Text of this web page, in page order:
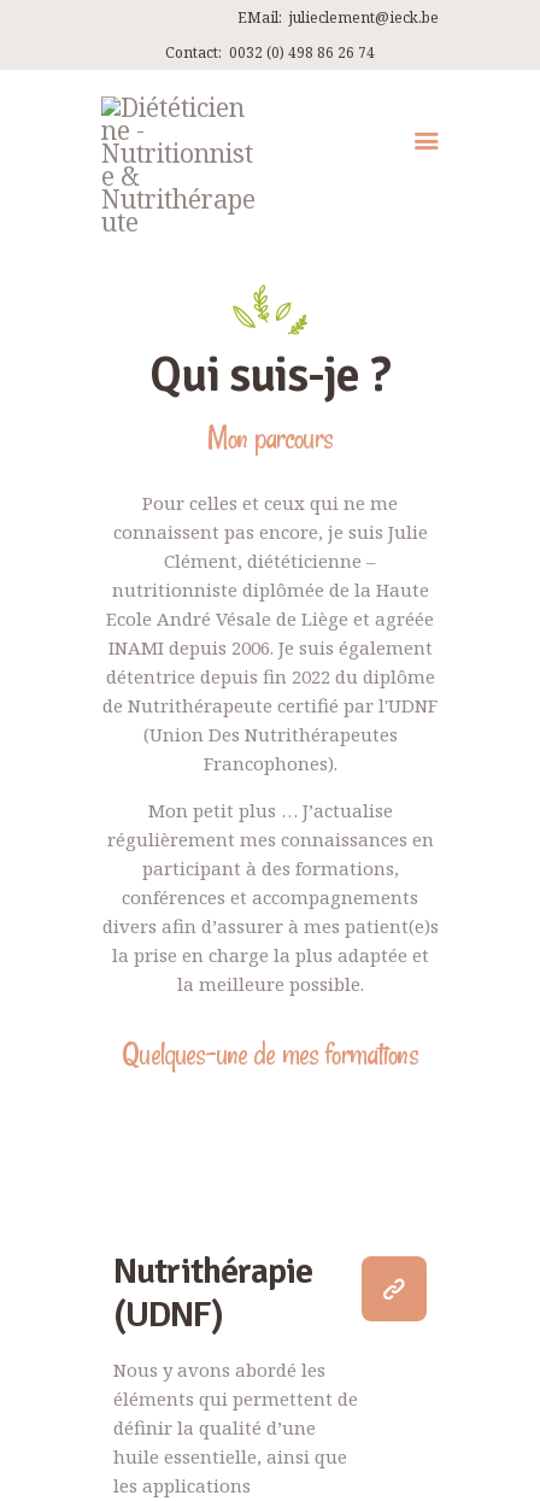
EMail: julieclement@ieck.be
Contact: 0032 (0) 498 86 26 74
QUI SUIS-JE ?
CONSULTATIONS
CONTACT ET ITINÉRAIRES
Mon parcours
Qui suis-je ?
Pour celles et ceux qui ne me
connaissent pas encore, je suis Julie
Clément, diététicienne –
nutritionniste diplômée de la Haute
Ecole André Vésale de Liège et agréée
INAMI depuis 2006. Je suis également
détentrice depuis fin 2022 du diplôme
de Nutrithérapeute certifié par l'UDNF
(Union Des Nutrithérapeutes
Francophones).
Mon petit plus … J’actualise
régulièrement mes connaissances en
participant à des formations,
conférences et accompagnements
divers afin d’assurer à mes patient(e)s
la prise en charge la plus adaptée et
la meilleure possible.
Quelques-une de mes formations
Nutrithérapie
(UDNF)
Nous y avons abordé les
éléments qui permettent de
définir la qualité d’une
huile essentielle, ainsi que
les applications